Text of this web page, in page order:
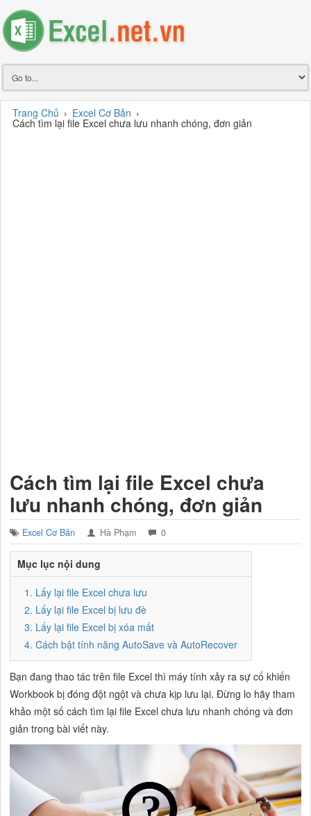
Trang Chủ › Excel Cơ Bản ›
Cách tìm lại file Excel chưa lưu nhanh chóng, đơn giản
Cách tìm lại file Excel chưa
lưu nhanh chóng, đơn giản
Excel Cơ Bản Hà Phạm 0
Mục lục nội dung
1. Lấy lại file Excel chưa lưu
2. Lấy lại file Excel bị lưu đè
3. Lấy lại file Excel bị xóa mất
4. Cách bật tính năng AutoSave và AutoRecover
Bạn đang thao tác trên file Excel thì máy tính xảy ra sự cố khiến
Workbook bị đóng đột ngột và chưa kịp lưu lại. Đừng lo hãy tham
khảo một số cách tìm lại file Excel chưa lưu nhanh chóng và đơn
giản trong bài viết này.